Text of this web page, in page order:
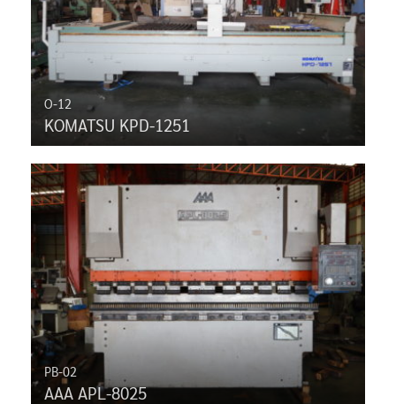
O-12
KOMATSU KPD-1251
PB-02
AAA APL-8025